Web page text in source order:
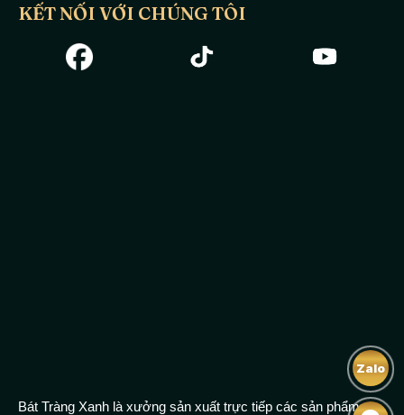
Zalo
KẾT NỐI VỚI CHÚNG TÔI
Bát Tràng Xanh là xưởng sản xuất trực tiếp các sản phẩm